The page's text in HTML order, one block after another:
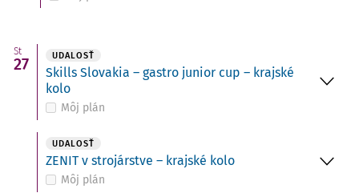
St
27 UDALOSŤ
Skills Slovakia – gastro junior cup – krajské
kolo
Môj plán
UDALOSŤ
ZENIT v strojárstve – krajské kolo
Môj plán